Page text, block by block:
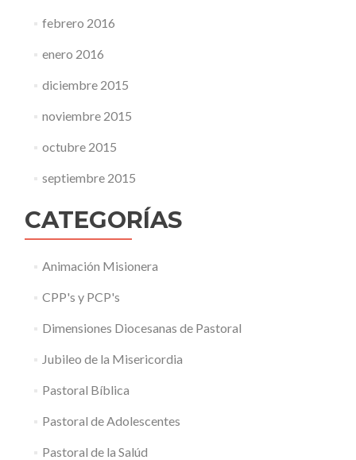
febrero 2016
enero 2016
diciembre 2015
noviembre 2015
octubre 2015
septiembre 2015
CATEGORÍAS
Animación Misionera
CPP's y PCP's
Dimensiones Diocesanas de Pastoral
Jubileo de la Misericordia
Pastoral Bíblica
Pastoral de Adolescentes
Pastoral de la Salúd